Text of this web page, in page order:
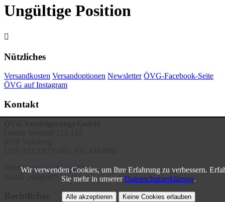
Wir verwenden Cookies, um Ihre Erfahrung zu verbessern.
Sie mehr in unsererDatenschutzerklärung.
Alle akzeptieren Keine Cookies erlauben
Ungültige Position

Nützliches
Versandkosten Versandoptionen Newsletter ÖVG-Facebook-Seite
ÖVG auf Instagram
Kontakt
Telefon:+43 3142 21610